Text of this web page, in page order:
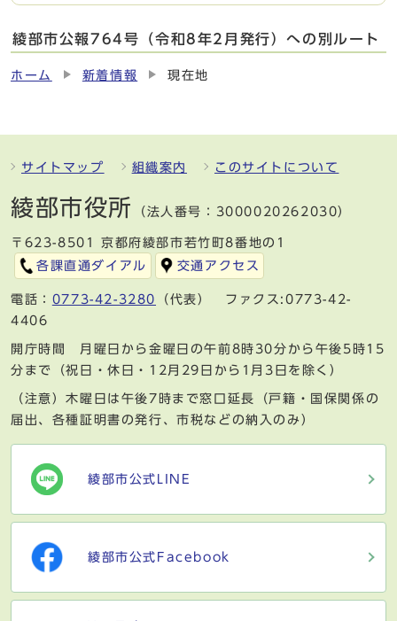
綾部市公報764号（令和8年2月発行）への別ルート
ホーム 新着情報 現在地
サイトマップ 組織案内 このサイトについて
綾部市役所 （法人番号：3000020262030）
〒623-8501 京都府綾部市若竹町8番地の1
各課直通ダイアル
交通アクセス
電話： 0773-42-3280
（代表） ファクス:0773-42-
4406
開庁時間 月曜日から金曜日の午前8時30分から午後5時15
分まで（祝日・休日・12月29日から1月3日を除く）
（注意）木曜日は午後7時まで窓口延長（戸籍・国保関係の
届出、各種証明書の発行、市税などの納入のみ）
綾部市公式LINE
綾部市公式Facebook